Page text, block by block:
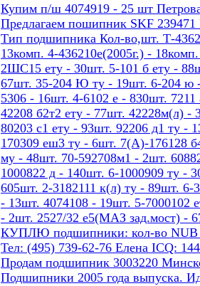
Купим п/ш 4074919 - 25 шт
Предлагаем пошипник SKF 239471
Тип подшипника Кол-во,шт. Т-
13комп. 4-436210е(2005г.) -
2ШС15 ету - 30шт. 5-101 б ету -
67шт. 35-204 Ю ту - 19шт. 6-204 ю
5306 - 16шт. 4-6102 е - 830шт.
42208 б2т2 ету - 77шт. 42228м(л)
80203 с1 ету - 93шт. 92206 д1 ту
170309 еш3 ту - 6шт. 7(А)-176128
му - 48шт. 70-592708м1 - 2шт.
1000822 д - 140шт. 6-1000909 ту -
605шт. 2-3182111 к(л) ту - 89шт.
- 13шт. 4074108 - 19шт. 5-7000102
- 2шт. 2527/32 е5(МАЗ зад.мост) -
КУПЛЮ подшипники: кол-во NUB
Тел: (495) 739-62-76 Елена ICQ:
Продам подшипник 3003220
Подшипники 2005 года выпуска.